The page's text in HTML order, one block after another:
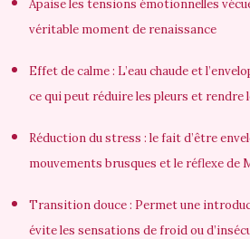
Apaise les tensions émotionnelles
véritable moment de renaissance
Effet de calme : L’eau chaude et
ce qui peut réduire les pleurs et rendre
Réduction du stress : le fait d’être
mouvements brusques et le réflexe de
Transition douce : Permet une
évite les sensations de froid ou